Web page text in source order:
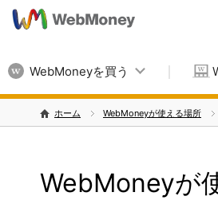
WebMoneyを買う
ホーム WebMoneyが使える場所
WebMoneyが